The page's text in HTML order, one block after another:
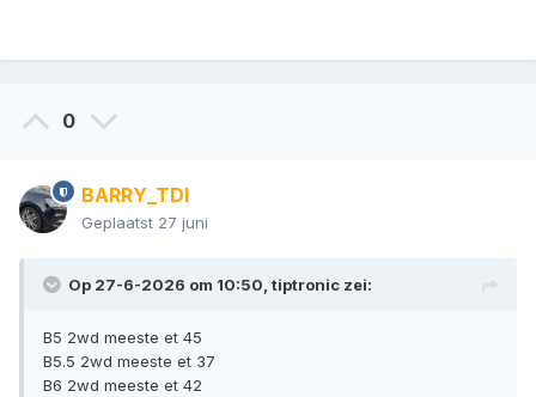
0
BARRY_TDI
Geplaatst 27 juni
Op 27-6-2026 om 10:50, tiptronic zei:
B5 2wd meeste et 45
B5.5 2wd meeste et 37
B6 2wd meeste et 42